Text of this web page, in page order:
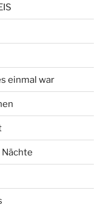
einmal war
Nächte